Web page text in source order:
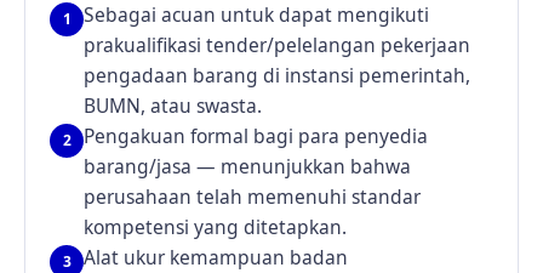
1
Sebagai acuan untuk dapat mengikuti
prakualifikasi tender/pelelangan pekerjaan
pengadaan barang di instansi pemerintah,
BUMN, atau swasta.
2
Pengakuan formal bagi para penyedia
barang/jasa — menunjukkan bahwa
perusahaan telah memenuhi standar
kompetensi yang ditetapkan.
3
Alat ukur kemampuan badan